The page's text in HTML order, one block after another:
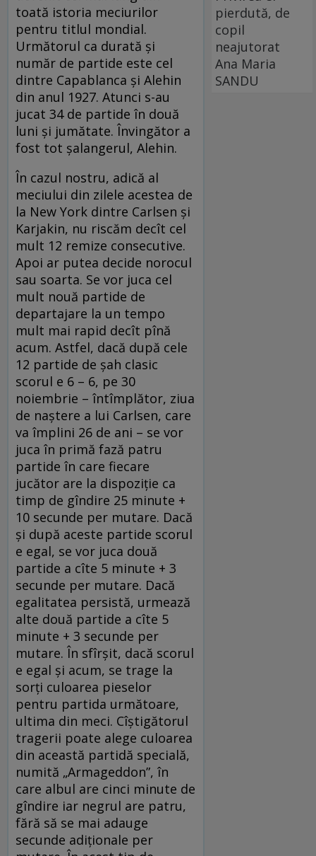
toată istoria meciurilor
pentru titlul mondial.
Următorul ca durată și
număr de partide este cel
dintre Capablanca și Alehin
din anul 1927. Atunci s-au
jucat 34 de partide în două
luni și jumătate. Învingător a
fost tot șalangerul, Alehin.
În cazul nostru, adică al
meciului din zilele acestea de
la New York dintre Carlsen și
Karjakin, nu riscăm decît cel
mult 12 remize consecutive.
Apoi ar putea decide norocul
sau soarta. Se vor juca cel
mult nouă partide de
departajare la un tempo
mult mai rapid decît pînă
acum. Astfel, dacă după cele
12 partide de șah clasic
scorul e 6 – 6, pe 30
noiembrie – întîmplător, ziua
de naștere a lui Carlsen, care
va împlini 26 de ani – se vor
juca în primă fază patru
partide în care fiecare
jucător are la dispoziție ca
timp de gîndire 25 minute +
10 secunde per mutare. Dacă
și după aceste partide scorul
e egal, se vor juca două
partide a cîte 5 minute + 3
secunde per mutare. Dacă
egalitatea persistă, urmează
alte două partide a cîte 5
minute + 3 secunde per
mutare. În sfîrșit, dacă scorul
e egal și acum, se trage la
sorți culoarea pieselor
pentru partida următoare,
ultima din meci. Cîștigătorul
tragerii poate alege culoarea
din această partidă specială,
numită „Armageddon”, în
care albul are cinci minute de
gîndire iar negrul are patru,
fără să se mai adauge
secunde adiționale per
pierdută, de
copil
neajutorat
Ana Maria
SANDU